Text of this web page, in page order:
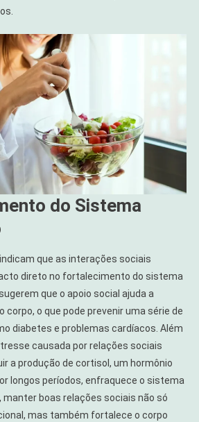
do Sistema
que as interações sociais
direto no fortalecimento do sistema
que o apoio social ajuda a
corpo, o que pode prevenir uma série de
diabetes e problemas cardíacos. Além
causada por relações sociais
a produção de cortisol, um hormônio
longos períodos, enfraquece o sistema
boas relações sociais não só
mas também fortalece o corpo